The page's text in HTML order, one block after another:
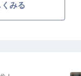
ています。
調理器具を整
みる